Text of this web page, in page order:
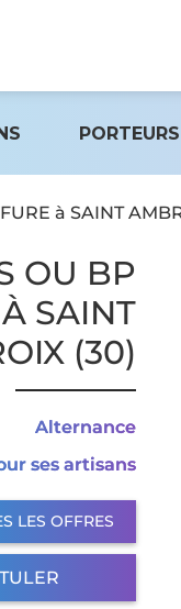
à SAINT
OU BP
SAINT
(30)
Alternance
ses artisans
LES OFFRES